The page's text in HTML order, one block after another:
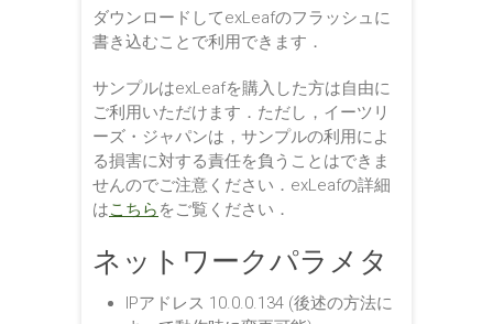
ダウンロードしてexLeafのフラッシュに
書き込むことで利用できます．
サンプルはexLeafを購入した方は自由に
ご利用いただけます．ただし，イーツリ
ーズ・ジャパンは，サンプルの利用によ
る損害に対する責任を負うことはできま
せんのでご注意ください．exLeafの詳細
はこちら をご覧ください．
ネットワークパラメタ
IPアドレス 10.0.0.134 (後述の方法に